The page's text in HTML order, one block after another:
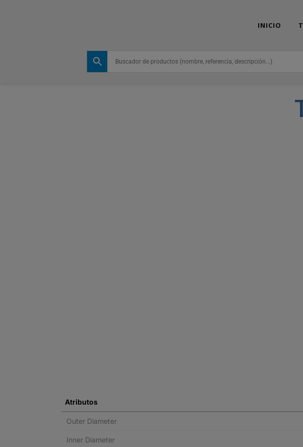
INICIO
Atributos
Outer Diameter
Inner Diameter